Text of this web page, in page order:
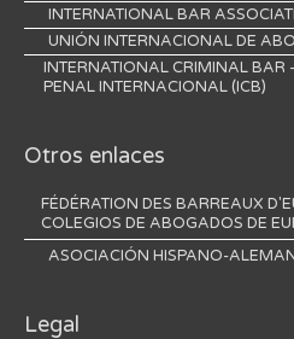
INTERNATIONAL BAR
UNIÓN INTERNACIONAL DE
INTERNATIONAL CRIMINAL BAR
PENAL INTERNACIONAL (ICB)
Otros enlaces
FÉDÉRATION DES BARREAUX
COLEGIOS DE ABOGADOS DE
ASOCIACIÓN HISPANO-
Legal